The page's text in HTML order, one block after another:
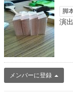
脚
演
メンバーに登録